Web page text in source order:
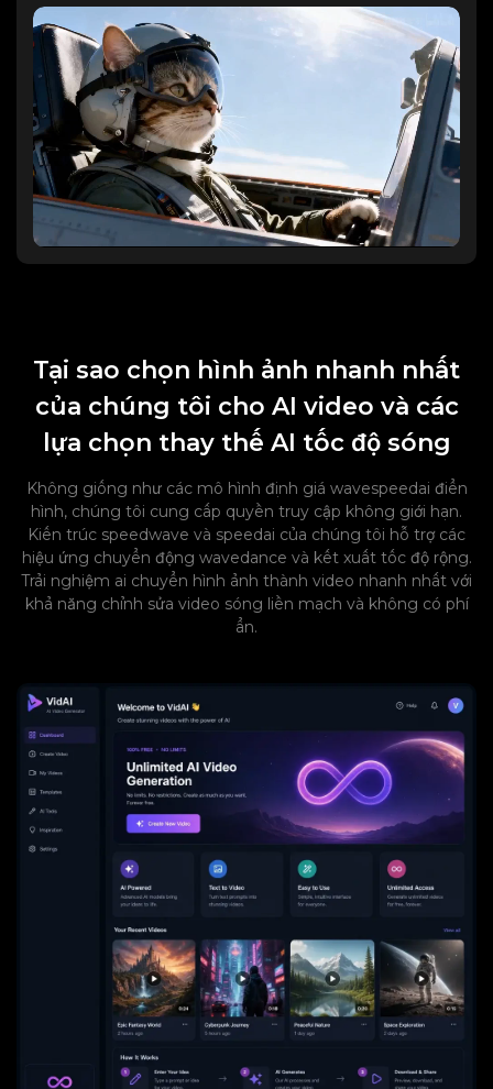
Tại sao chọn hình ảnh nhanh nhất
của chúng tôi cho AI video và các
lựa chọn thay thế AI tốc độ sóng
Không giống như các mô hình định giá wavespeedai điển
hình, chúng tôi cung cấp quyền truy cập không giới hạn.
Kiến trúc speedwave và speedai của chúng tôi hỗ trợ các
hiệu ứng chuyển động wavedance và kết xuất tốc độ rộng.
Trải nghiệm ai chuyển hình ảnh thành video nhanh nhất với
khả năng chỉnh sửa video sóng liền mạch và không có phí
ẩn.